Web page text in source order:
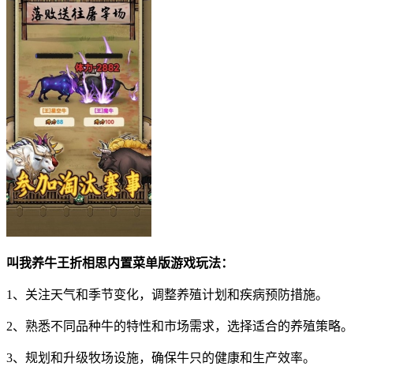
叫我养牛王折相思内置菜单版游戏玩法：
1、关注天气和季节变化，调整养殖计划和疾病预防措施。
2、熟悉不同品种牛的特性和市场需求，选择适合的养殖策略。
3、规划和升级牧场设施，确保牛只的健康和生产效率。